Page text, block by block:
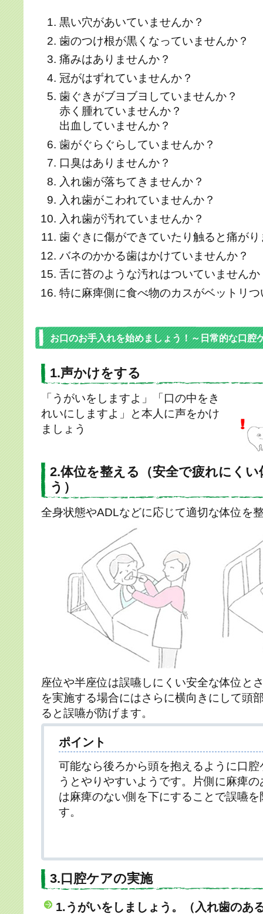
黒い穴があいていませんか？
歯のつけ根が黒くなっていませんか？
痛みはありませんか？
冠がはずれていませんか？
歯ぐきがブヨブヨしていませんか？
赤く腫れていませんか？
出血していませんか？
歯がぐらぐらしていませんか？
口臭はありませんか？
入れ歯が落ちてきませんか？
入れ歯がこわれていませんか？
入れ歯が汚れていませんか？
歯ぐきに傷ができていたり触ると痛が
バネのかかる歯はかけていませんか？
舌に苔のような汚れはついていませんか
特に麻痺側に食べ物のカスがベットリ
お口のお手入れを始めましょう！～日常的な口腔
1.声かけをする
「うがいをしますよ」「口の中をき
れいにしますよ」と本人に声をかけ
ましょう
2.体位を整える（安全で疲れにく
う）
全身状態やADLなどに応じて適切な体位を
座位や半座位は誤嚥しにくい安全な体位と
を実施する場合にはさらに横向きにして頭
ると誤嚥が防げます。
ポイント
可能なら後ろから頭を抱えるように口腔
うとやりやすいようです。片側に麻痺の
は麻痺のない側を下にすることで誤嚥を
す。
3.口腔ケアの実施
1.うがいをしましょう。（入れ歯のあ